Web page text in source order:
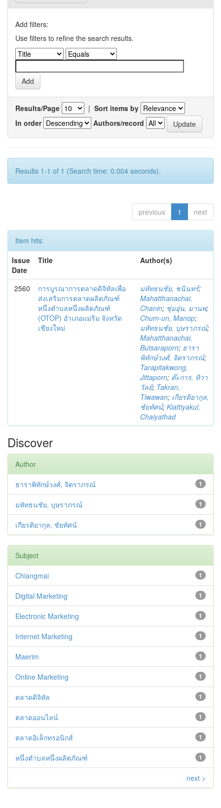
Add filters:
Use filters to refine the search results.
Results/Page | Sort items by
In order
Authors/record
Results 1-1 of 1 (Search time: 0.004 seconds).
previous 1 next
Item hits:
Issue
Date
Title Author(s)
2560
การบูรณาการตลาดดิจิทัลเพื่อ
ส่งเสริมการตลาดผลิตภัณฑ์
หนึ่งตำบลหนึ่งผลิตภัณฑ์
(OTOP) อำเภอแม่ริม จังหวัด
เชียงใหม่
มหัทธนชัย, ชนินทร์;
Mahatthanachai,
Chanin; ชุ่มอุ่น, มานพ;
Chum-un, Manop;
มหัทธนชัย, บุษราภรณ์;
Mahatthanachai,
Butsaraporn; ธารา
พิทักษ์วงศ์, จิตราภรณ์;
Tarapitakwong,
Jittaporn; ต๊ะการ, ทิวา
วัลย์; Takran,
Tiwawan; เกียรติยากุล,
ชัยทัศน์; Kiattiyakul,
Chaiyathad
Discover
Author
1
ธาราพิทักษ์วงศ์, จิตราภรณ์
1
มหัทธนชัย, บุษราภรณ์
1
เกียรติยากุล, ชัยทัศน์
Subject
1
Chiangmai
1
Digital Marketing
1
Electronic Marketing
1
Internet Marketing
1
Maerim
1
Online Marketing
1
ตลาดดิจิทัล
1
ตลาดออนไลน์
1
ตลาดอิเล็กทรอนิกส์
1
หนึ่งตำบลหนึ่งผลิตภัณฑ์
next >